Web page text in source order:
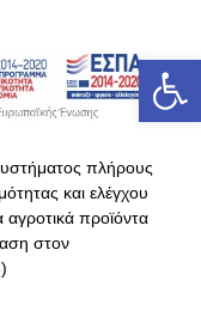
πλήρους
και ελέγχου
αγροτικά προϊόντα
στον